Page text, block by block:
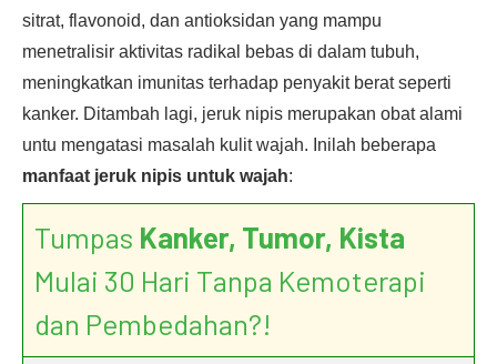
sitrat, flavonoid, dan antioksidan yang mampu
menetralisir aktivitas radikal bebas di dalam tubuh,
meningkatkan imunitas terhadap penyakit berat seperti
kanker. Ditambah lagi, jeruk nipis merupakan obat alami
untu mengatasi masalah kulit wajah. Inilah beberapa
manfaat jeruk nipis untuk wajah:
Tumpas Kanker, Tumor, Kista
Mulai 30 Hari Tanpa Kemoterapi
dan Pembedahan?!